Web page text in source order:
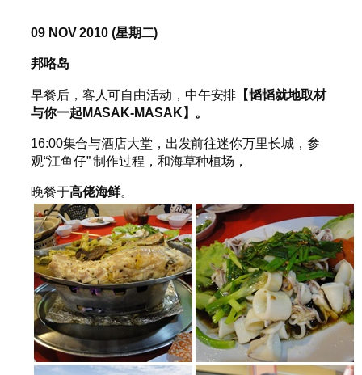
09 NOV 2010 (星期二)
邦咯岛
早餐后，客人可自由活动，中午安排 【韬韬就地取材
与你一起MASAK-MASAK】。
16:00集合与酒店大堂，出发前往迷你万里长城，参
观“江鱼仔” 制作过程，和海草种植场，
晚餐于高佬海鲜。